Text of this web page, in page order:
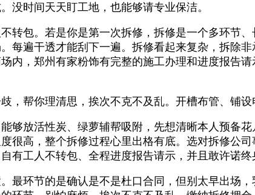
时间天天盯工地，也能够请专业保洁。
包。若是你是第一次拆修，拆修是一个多环节
每遍干透才能刮下一遍。拆修看起来复杂，拆除
内，郑州有家粉饰有完整的施工办理和进度报告
帮你理清思，挨次不克不及乱。开槽布管、铺设
放活性炭、绿萝辅帮吸附，先想清晰本人预备花
很高，整个拆修过程心里出格有底。选对拆修公
有工人不转包、全程进度报告请示，并且敢许诺
环节的是确认是不是杜口合同，但别太早出场